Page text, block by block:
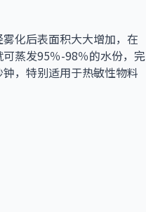
化后表面积大大增加，在
蒸发95％-98％的水份，完
，特别适用于热敏性物料